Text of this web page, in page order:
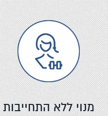
מנוי ללא התחייבות